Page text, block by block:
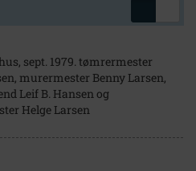
sept. 1979. tømrermester
murermester Benny Larsen,
Leif B. Hansen og
Helge Larsen